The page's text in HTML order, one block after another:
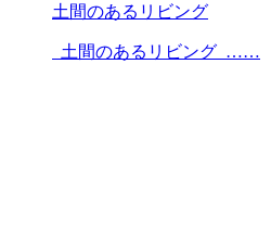
土間のあるリビング
土間のあるリビング ……